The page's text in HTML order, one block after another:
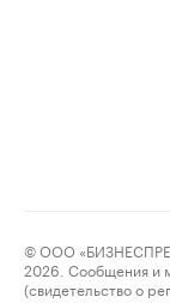
© ООО
2026. Сообщения и
(свидетельство о